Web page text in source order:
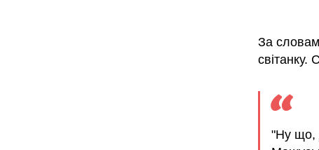
За
"Ну що,